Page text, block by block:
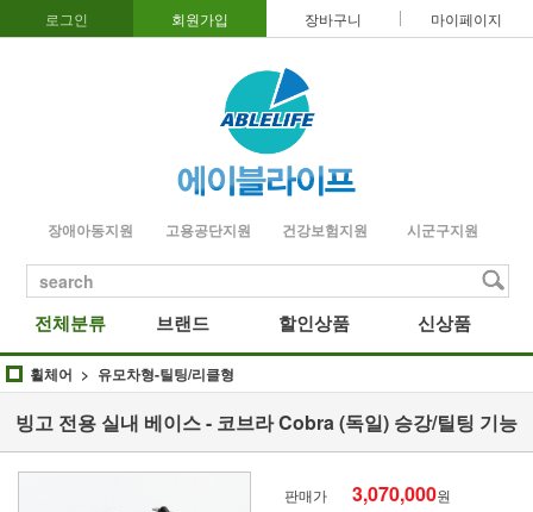
로그인 회원가입 장바구니 마이페이지
장애아동지원 고용공단지원 건강보험지원 시군구지원
search
전체분류 브랜드 할인상품 신상품
휠체어 유모차형-틸팅/리클형
빙고 전용 실내 베이스 - 코브라 Cobra (독일) 승강/틸팅 기능
판매가 3,070,000원